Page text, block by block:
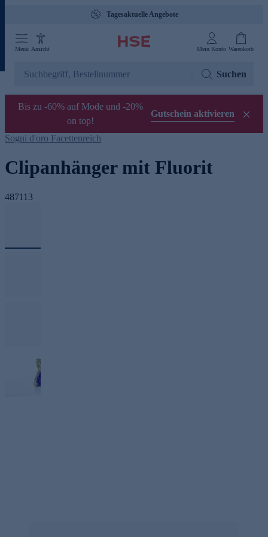
Tagesaktuelle Angebote
Menü Ansicht Mein Konto Warenkorb
Suchen
Bis zu -60% auf Mode und -20%
on top!
Gutschein aktivieren
Sogni d'oro Facettenreich
Clipanhänger mit Fluorit
487113